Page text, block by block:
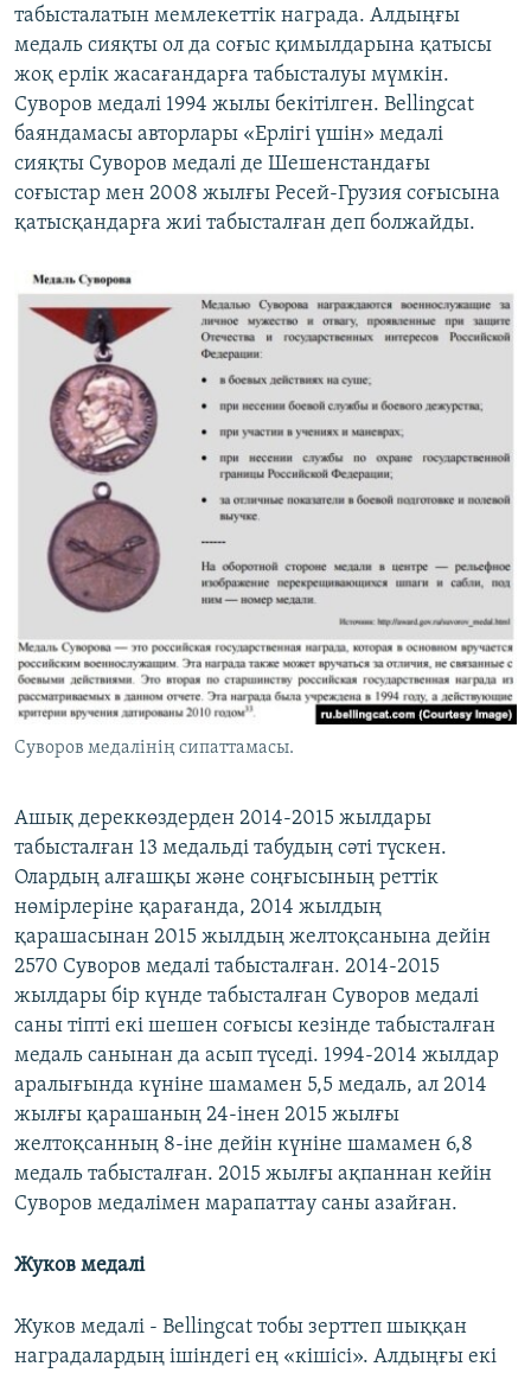
табысталатын мемлекеттік награда. Алдыңғы
медаль сияқты ол да соғыс қимылдарына қатысы
жоқ ерлік жасағандарға табысталуы мүмкін.
Суворов медалі 1994 жылы бекітілген. Bellingcat
баяндамасы авторлары «Ерлігі үшін» медалі
сияқты Суворов медалі де Шешенстандағы
соғыстар мен 2008 жылғы Ресей-Грузия соғысына
қатысқандарға жиі табысталған деп болжайды.
Суворов медалінің сипаттамасы.
Ашық дереккөздерден 2014-2015 жылдары
табысталған 13 медальді табудың сәті түскен.
Олардың алғашқы және соңғысының реттік
нөмірлеріне қарағанда, 2014 жылдың
қарашасынан 2015 жылдың желтоқсанына дейін
2570 Суворов медалі табысталған. 2014-2015
жылдары бір күнде табысталған Суворов медалі
саны тіпті екі шешен соғысы кезінде табысталған
медаль санынан да асып түседі. 1994-2014 жылдар
аралығында күніне шамамен 5,5 медаль, ал 2014
жылғы қарашаның 24-інен 2015 жылғы
желтоқсанның 8-іне дейін күніне шамамен 6,8
медаль табысталған. 2015 жылғы ақпаннан кейін
Суворов медалімен марапаттау саны азайған.
Жуков медалі
Жуков медалі - Bellingcat тобы зерттеп шыққан
наградалардың ішіндегі ең «кішісі». Алдыңғы екі